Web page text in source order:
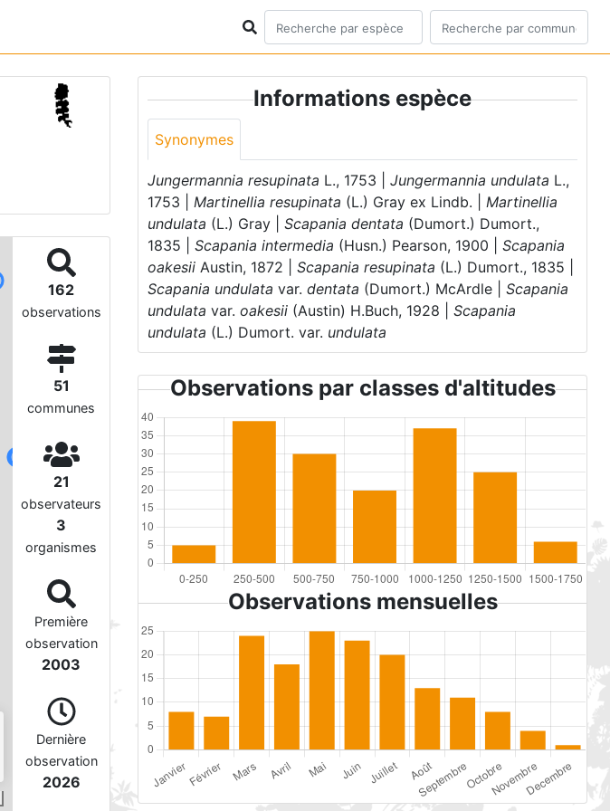
162
observations
51
communes
21
observateurs
3
organismes
Première
observation
2003
Dernière
observation
2026
Informations espèce
Synonymes
Jungermannia resupinata L., 1753 |Jungermannia undulata L.,
1753 |Martinellia resupinata (L.) Gray ex Lindb. |Martinellia
undulata (L.) Gray |Scapania dentata (Dumort.) Dumort.,
1835 |Scapania intermedia (Husn.) Pearson, 1900 |Scapania
oakesii Austin, 1872 |Scapania resupinata (L.) Dumort., 1835 |
Scapania undulatavar. dentata (Dumort.) McArdle |Scapania
undulatavar. oakesii (Austin) H.Buch, 1928 |Scapania
undulata (L.) Dumort. var. undulata
Observations par classes d'altitudes
Observations mensuelles